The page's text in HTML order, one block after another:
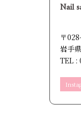
Nail
〒
岩手
TEL :